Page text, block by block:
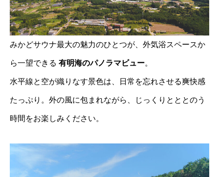
みかどサウナ最大の魅力のひとつが、外気浴スペースか
ら一望できる 有明海のパノラマビュー。
水平線と空が織りなす景色は、日常を忘れさせる爽快感
たっぷり。外の風に包まれながら、じっくりとととのう
時間をお楽しみください。